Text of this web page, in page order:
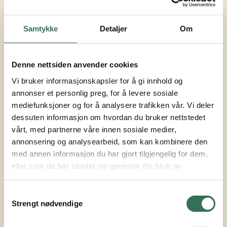
Samtykke Detaljer Om
Denne nettsiden anvender cookies
Vi bruker informasjonskapsler for å gi innhold og
annonser et personlig preg, for å levere sosiale
mediefunksjoner og for å analysere trafikken vår. Vi deler
dessuten informasjon om hvordan du bruker nettstedet
vårt, med partnerne våre innen sosiale medier,
annonsering og analysearbeid, som kan kombinere den
med annen informasjon du har gjort tilgjengelig for dem,
eller som de har samlet inn gjennom din bruk av
tjenestene deres.
Strengt nødvendige
arkitektur fra NMBU og en bachelor i Energi og
miljø i bygg fra HiOA.
prosjekteringsledelse fra Rambøll og eget
selskap, og har tidligere arbeidet med både
helhetlig utvikling, rehabilitering og
leietakertilpasninger i næringsbygg. Hun har et
stort engasjement knyttet til bærekraftige
løsninger og utvikling i byggebransjen.
Kontaktinfo